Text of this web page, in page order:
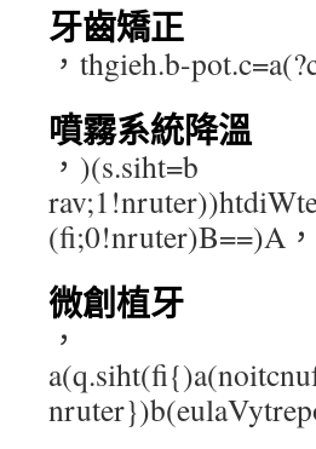
牙齒矯正
，thgieh.b-
噴霧系統降溫
，)(s.siht=b
(fi;0!nruter)B==)A，
微創植牙
，